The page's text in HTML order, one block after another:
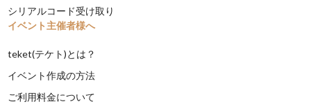
シリアルコード受け取り
イベント主催者様へ
teket(テケト)とは？
イベント作成の方法
ご利用料金について